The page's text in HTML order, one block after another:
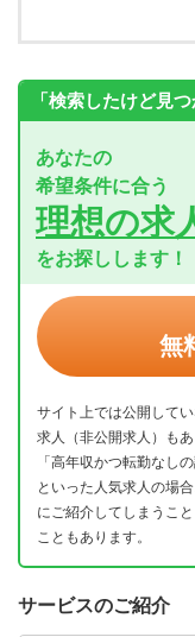
「検索したけど見
あなたの
希望条件に合う
理想の求
をお探しします！
無
サイト上では公開して
求人（非公開求人）も
「高年収かつ転勤なし
といった人気求人の場
にご紹介してしまうこ
こともあります。
サービスのご紹介